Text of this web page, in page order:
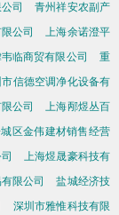
司
青州祥安农副产
公司
上海余诺澄平
临商贸有限公司
重
市信德空调净化设备有
公司
上海邴煜丛百
区金伟建材销售经营
上海煜晟豪科技有
限公司
盐城经济技
深圳市雅惟科技有限